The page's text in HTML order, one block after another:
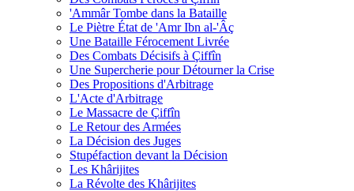
'Ammâr Tombe dans la Bataille
Le Piètre État de 'Amr Ibn al-'Âç
Une Bataille Férocement Livrée
Des Combats Décisifs à Çiffîn
Une Supercherie pour Détourner la Crise
Des Propositions d'Arbitrage
L'Acte d'Arbitrage
Le Massacre de Çiffîn
Le Retour des Armées
La Décision des Juges
Stupéfaction devant la Décision
Les Khârijites
La Révolte des Khârijites